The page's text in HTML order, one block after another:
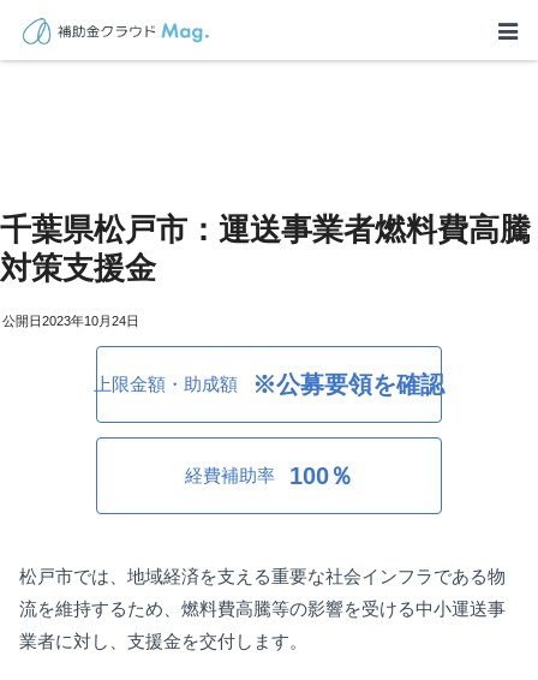
千葉県松戸市：運送事業者燃料費高騰
対策支援金
2023年10月24日
上限金額・助成額 ※公募要領を確認
経費補助率 100％
松戸市では、地域経済を支える重要な社会インフラである物
流を維持するため、燃料費高騰等の影響を受ける中小運送事
業者に対し、支援金を交付します。